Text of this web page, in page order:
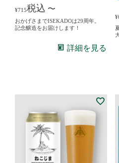
¥715税込 〜
おかげさまでISEKADOは29周年。
記念醸造をお届けします！
詳細を見る
¥